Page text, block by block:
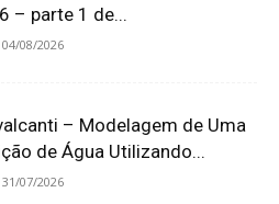
– parte 1 de...
04/08/2026
– Modelagem de Uma
de Água Utilizando...
31/07/2026